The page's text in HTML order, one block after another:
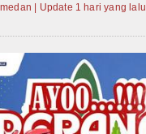
| Update 1 hari yang lalu